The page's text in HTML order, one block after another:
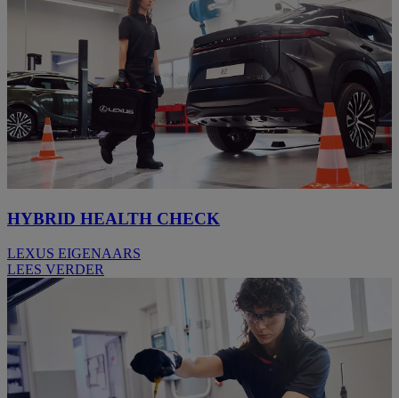
HYBRID HEALTH CHECK
LEXUS EIGENAARS
LEES VERDER